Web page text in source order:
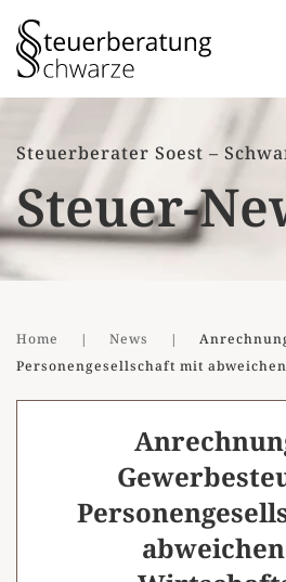
Zum Hauptinhalt springen
Steuerberater Soest –
Steuer-
Home News
Personengesellschaft mit